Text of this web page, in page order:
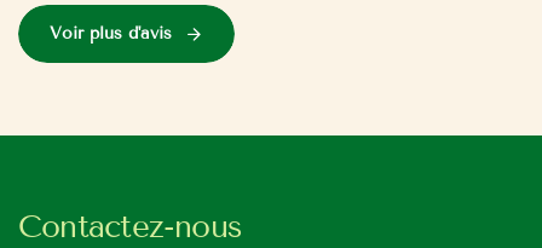
Voir plus d'avis
Contactez-nous